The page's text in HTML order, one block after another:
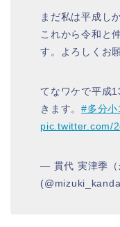
まだ私は平成し
これから令和と
す。よろしくお
てなワケで平成
きます。#多分小
pic.twitter.com/
— 貫代 実津季（